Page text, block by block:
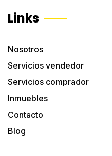
Links
Nosotros
Servicios vendedor
Servicios comprador
Inmuebles
Contacto
Blog